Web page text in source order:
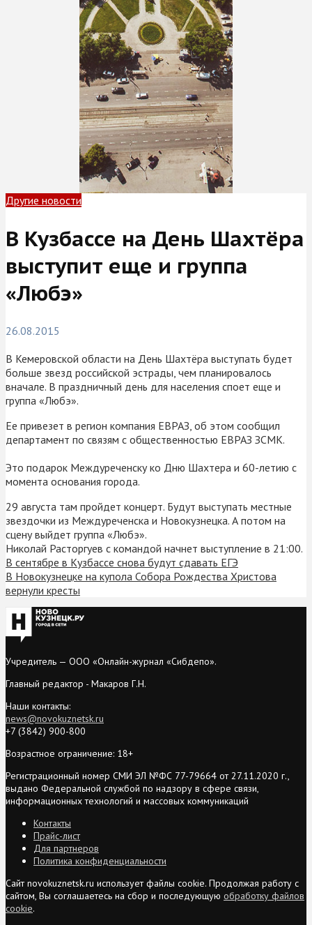
Другие новости
В Кузбассе на День Шахтёра
выступит еще и группа
«Любэ»
26.08.2015
В Кемеровской области на День Шахтёра выступать будет
больше звезд российской эстрады, чем планировалось
вначале. В праздничный день для населения споет еще и
группа «Любэ».
Ее привезет в регион компания ЕВРАЗ, об этом сообщил
департамент по связям с общественностью ЕВРАЗ ЗСМК.
Это подарок Междуреченску ко Дню Шахтера и 60-летию с
момента основания города.
29 августа там пройдет концерт. Будут выступать местные
звездочки из Междуреченска и Новокузнецка. А потом на
сцену выйдет группа «Любэ».
Николай Расторгуев с командой начнет выступление в 21:00.
В сентябре в Кузбассе снова будут сдавать ЕГЭ
В Новокузнецке на купола Собора Рождества Христова
вернули кресты
Учредитель — ООО «Онлайн-журнал «Сибдепо».
Главный редактор - Макаров Г.Н.
Наши контакты:
news@novokuznetsk.ru
+7 (3842) 900-800
Возрастное ограничение: 18+
Регистрационный номер СМИ ЭЛ №ФС 77-79664 от 27.11.2020 г.,
выдано Федеральной службой по надзору в сфере связи,
информационных технологий и массовых коммуникаций
Контакты
Прайс-лист
Для партнеров
Политика конфиденциальности
Сайт novokuznetsk.ru использует файлы cookie. Продолжая работу с
сайтом, Вы соглашаетесь на сбор и последующую обработку файлов
cookie.